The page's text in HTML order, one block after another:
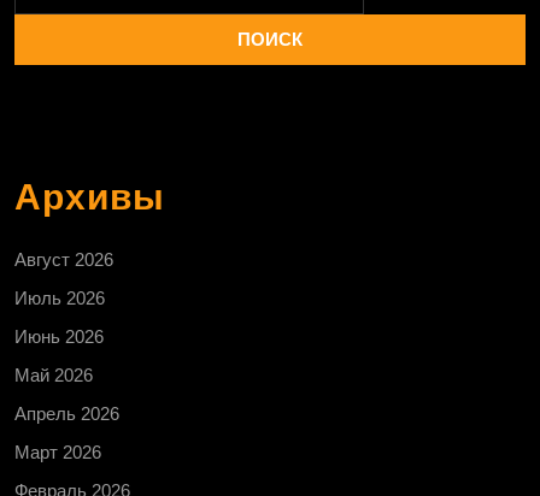
Архивы
Август 2026
Июль 2026
Июнь 2026
Май 2026
Апрель 2026
Март 2026
Февраль 2026